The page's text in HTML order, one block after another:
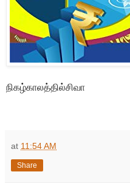
நிகழ்காலத்தில்சிவா
at 11:54 AM
Share